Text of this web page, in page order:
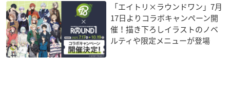
「エイトリ×ラウンドワン」7月
17日よりコラボキャンペーン開
催！描き下ろしイラストのノベ
ルティや限定メニューが登場